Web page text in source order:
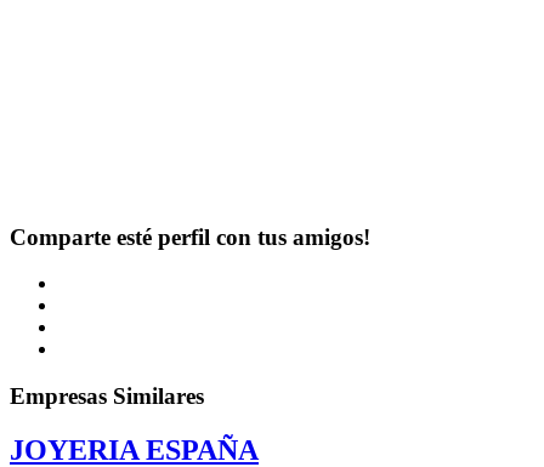
Comparte esté perfil con tus amigos!
Empresas Similares
JOYERIA ESPAÑA